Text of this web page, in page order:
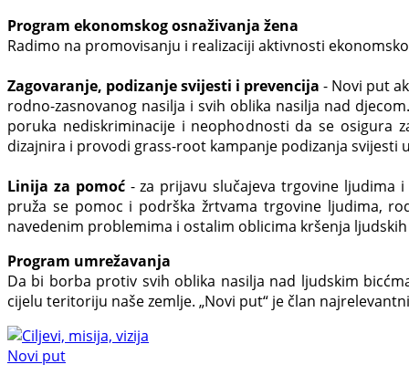
Program ekonomskog osnaživanja žena
Radimo na promovisanju i realizaciji aktivnosti
Zagovaranje, podizanje svijesti i prevencija- Novi put
rodno-zasnovanog nasilja i svih oblika nasilja nad
poruka nediskriminacije i neophodnosti da se osigura
dizajnira i provodi grass-root kampanje podizanja
Linija za pomoć- za prijavu slučajeva trgovine ljudima
pruža se pomoc i podrška žrtvama trgovine ljudima,
navedenim problemima i ostalim oblicima kršenja
Program umrežavanja
Da bi borba protiv svih oblika nasilja nad ljudskim
cijelu teritoriju naše zemlje. „Novi put“ je član
Novi put